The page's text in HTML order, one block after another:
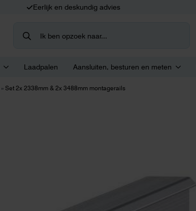
Eerlijk en deskundig advies
for:
Laadpalen Aansluiten, besturen en meten
» Set 2x 2338mm & 2x 3488mm montagerails